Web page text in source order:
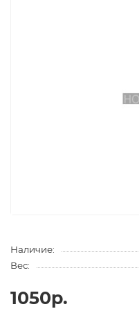
Наличие:
Вес:
1050р.